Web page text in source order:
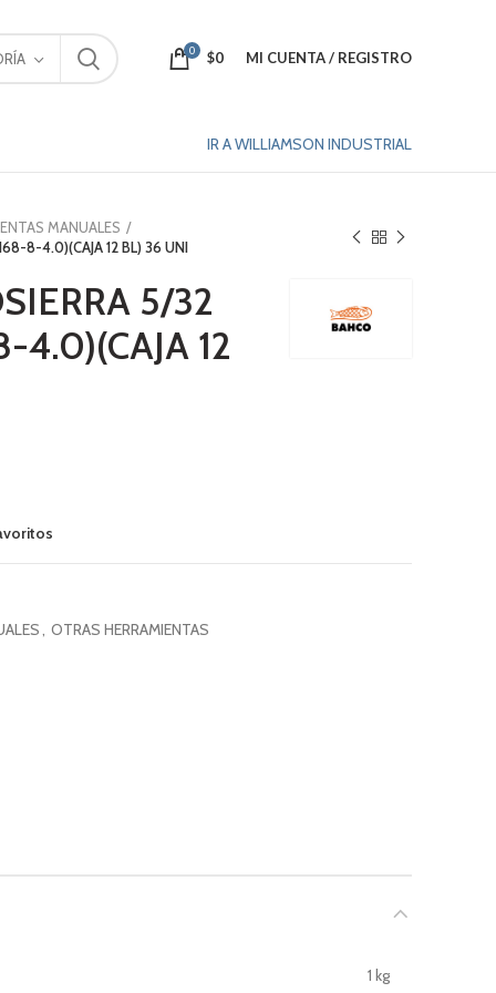
0 $0 MI CUENTA / REGISTRO
IR A WILLIAMSON INDUSTRIAL
MANUALES
8-4.0)(CAJA 12 BL) 36 UNI
5/32
4.0)(CAJA 12
, OTRAS HERRAMIENTAS
1 kg